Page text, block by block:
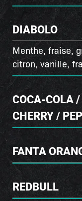
DIABOLO
Menthe, fraise,
citron, vanille,
COCA-COLA /
CHERRY /
FANTA
REDBULL